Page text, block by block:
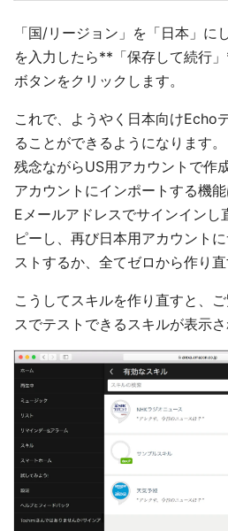
「国/リージョン」を「日本」に
を入力したら**「保存して続行
ボタンをクリックします。
これで、ようやく日本向けEcho
ることができるようになります。
残念ながらUS用アカウントで作
アカウントにインポートする機
Eメールアドレスでサインインし
ピーし、再び日本用アカウント
ストするか、全てゼロから作り直
こうしてスキルを作り直すと、
スでテストできるスキルが表示さ